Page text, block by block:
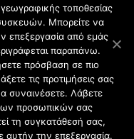
|
τοποθεσίας
Μπορείτε να
επεξεργασία από εμάς
παραπάνω.
πρόσβαση σε πιο
τις προτιμήσεις σας
συναινέσετε. Λάβετε
προσωπικών σας
τη συγκατάθεσή σας,
αυτήν την επεξεργασία.